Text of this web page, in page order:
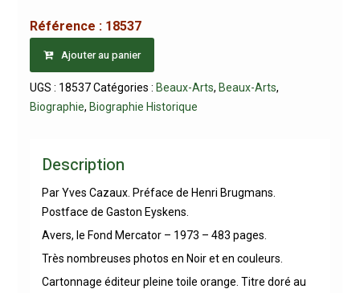
Référence : 18537
Ajouter au panier
UGS : 18537 Catégories : Beaux-Arts, Beaux-Arts,
Biographie, Biographie Historique
Description
Par Yves Cazaux. Préface de Henri Brugmans.
Postface de Gaston Eyskens.
Avers, le Fond Mercator – 1973 – 483 pages.
Très nombreuses photos en Noir et en couleurs.
Cartonnage éditeur pleine toile orange. Titre doré au